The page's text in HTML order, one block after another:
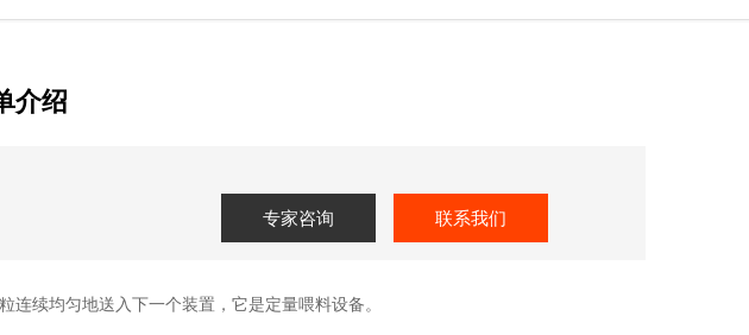
介绍
专家咨询 联系我们
续均匀地送入下一个装置，它是定量喂料设备。